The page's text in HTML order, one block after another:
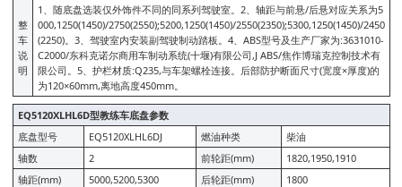
整
车
说
明
1、随底盘选装仅外饰件不同的同系列驾驶室。2、轴距与前悬/后悬对应关系为5
000,1250(1450)/2750(2550);5200,1250(1450)/2550(2350);5300,1250(1450)/2450
(2250)。3、驾驶室内安装副驾驶制动踏板。4、ABS型号及生产厂家为:3631010-
C2000/东科克诺尔商用车制动系统(十堰)有限公司,J ABS/焦作博瑞克控制技术有
限公司。5、护栏材质:Q235,与车架螺栓连接。后部防护断面尺寸(宽度×厚度)的
为120×60mm,离地高度450mm。
EQ5120XLHL6D型教练车底盘参数
底盘型号
EQ5120XLHL6DJ 燃油种类
柴油
轴数
2 前轮距(mm)
1820,1950,1910
轴距(mm)
5000,5200,5300 后轮距(mm)
1800